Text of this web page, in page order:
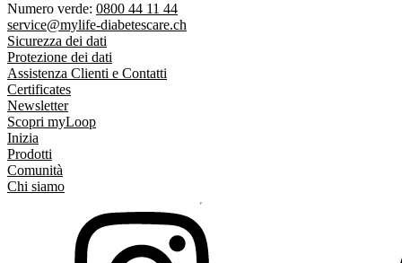
Numero verde: 0800 44 11 44
service@mylife-diabetescare.ch
Sicurezza dei dati
Protezione dei dati
Assistenza Clienti e Contatti
Certificates
Newsletter
Scopri myLoop
Inizia
Prodotti
Comunità
Chi siamo